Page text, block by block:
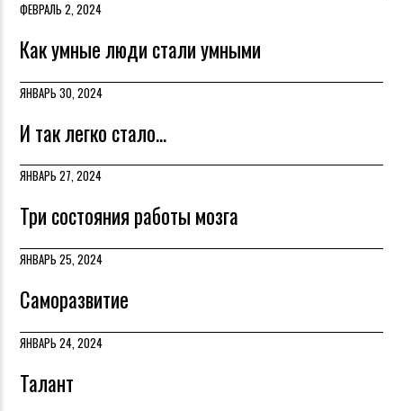
ФЕВРАЛЬ 2, 2024
Как умные люди стали умными
ЯНВАРЬ 30, 2024
И так легко стало...
ЯНВАРЬ 27, 2024
Три состояния работы мозга
ЯНВАРЬ 25, 2024
Саморазвитие
ЯНВАРЬ 24, 2024
Талант